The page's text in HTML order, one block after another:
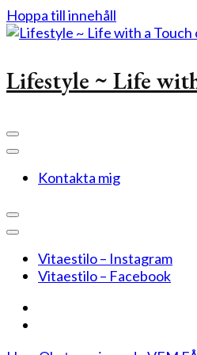
Hoppa till innehåll
Lifestyle ~ Life
Kontakta mig
Vitaestilo – Instagram
Vitaestilo – Facebook